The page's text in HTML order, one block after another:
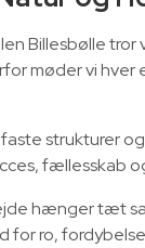
Billesbølle
møder vi
strukturer
fællesskab
hænger tæt
for ro,